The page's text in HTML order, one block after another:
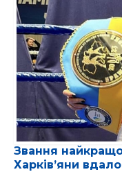
Звання
Харківʼяни